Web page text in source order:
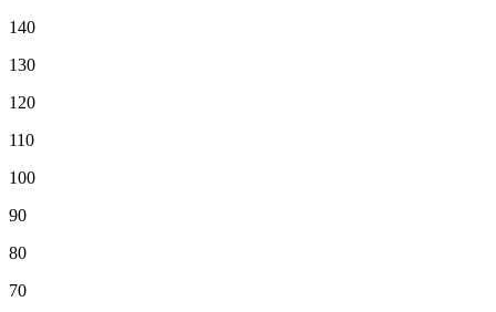
140
130
120
110
100
90
80
70